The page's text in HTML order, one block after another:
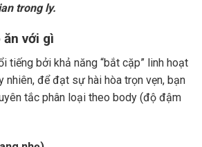
trong ly.
ăn với gì
tiếng bởi khả năng “bắt cặp” linh hoạt
nhiên, để đạt sự hài hòa trọn vẹn, bạn
tắc phân loại theo body (độ đậm